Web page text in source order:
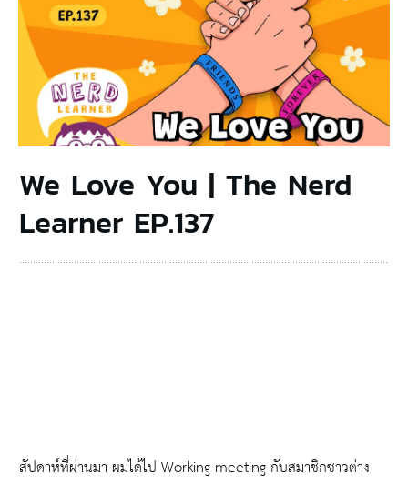
We Love You | The Nerd
Learner EP.137
สัปดาห์ที่ผ่านมา ผมได้ไป Working meeting กับสมาชิกชาวต่าง